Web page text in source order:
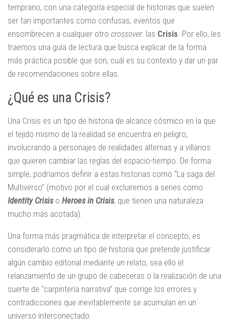
temprano, con una categoría especial de historias que suelen
ser tan importantes como confusas, eventos que
ensombrecen a cualquier otro crossover: las Crisis. Por ello, les
traemos una guía de lectura que busca explicar de la forma
más práctica posible que son, cuál es su contexto y dar un par
de recomendaciones sobre ellas.
¿Qué es una Crisis?
Una Crisis es un tipo de historia de alcance cósmico en la que
el tejido mismo de la realidad se encuentra en peligro,
involucrando a personajes de realidades alternas y a villanos
que quieren cambiar las reglas del espacio-tiempo. De forma
simple, podríamos definir a estas historias como “La saga del
Multiverso” (motivo por el cual excluiremos a series como
Identity Crisiso Heroes in Crisis, que tienen una naturaleza
mucho más acotada).
Una forma más pragmática de interpretar el concepto, es
considerarlo como un tipo de historia que pretende justificar
algún cambio editorial mediante un relato, sea ello el
relanzamiento de un grupo de cabeceras o la realización de una
suerte de “carpintería narrativa” que corrige los errores y
contradicciones que inevitablemente se acumulan en un
universo interconectado.